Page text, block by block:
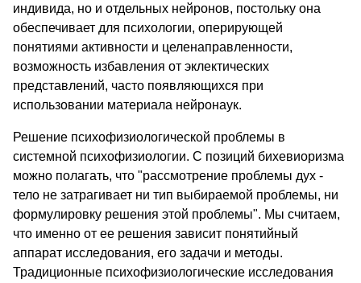
индивида, но и отдельных нейронов, постольку она
обеспечивает для психологии, оперирующей
понятиями активности и целенаправленности,
возможность избавления от эклектических
представлений, часто появляющихся при
использовании материала нейронаук.
Решение психофизиологической проблемы в
системной психофизиологии. С позиций бихевиоризма
можно полагать, что "рассмотрение проблемы дух -
тело не затрагивает ни тип выбираемой проблемы, ни
формулировку решения этой проблемы". Мы считаем,
что именно от ее решения зависит понятийный
аппарат исследования, его задачи и методы.
Традиционные психофизиологические исследования